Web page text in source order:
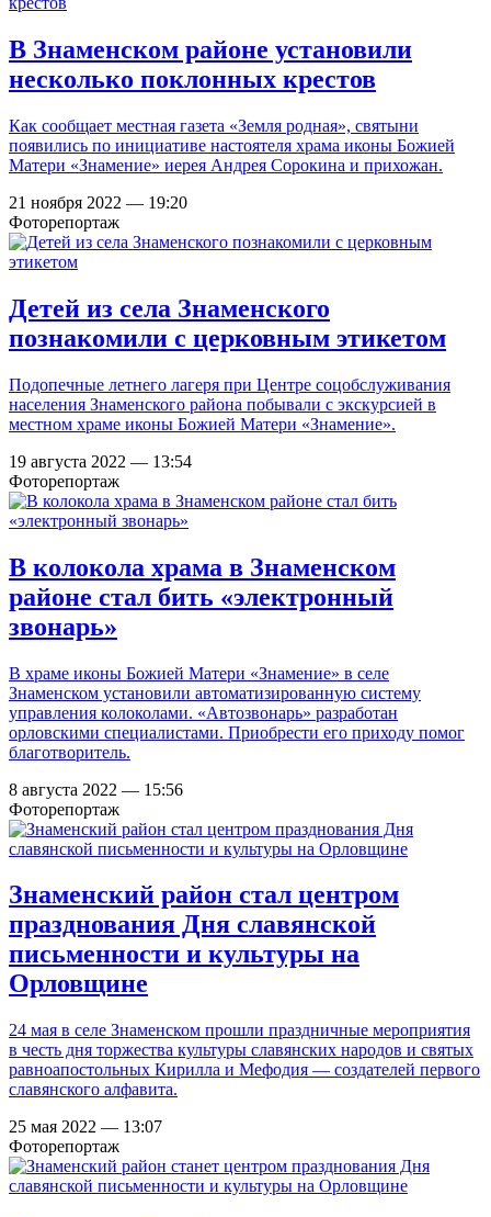
В Знаменском районе установили
несколько поклонных крестов
Как сообщает местная газета «Земля родная», святыни
появились по инициативе настоятеля храма иконы Божией
Матери «Знамение» иерея Андрея Сорокина и прихожан.
21 ноября 2022 — 19:20
Фоторепортаж
Детей из села Знаменского
познакомили с церковным этикетом
Подопечные летнего лагеря при Центре соцобслуживания
населения Знаменского района побывали с экскурсией в
местном храме иконы Божией Матери «Знамение».
19 августа 2022 — 13:54
Фоторепортаж
В колокола храма в Знаменском
районе стал бить «электронный
звонарь»
В храме иконы Божией Матери «Знамение» в селе
Знаменском установили автоматизированную систему
управления колоколами. «Автозвонарь» разработан
орловскими специалистами. Приобрести его приходу помог
благотворитель.
8 августа 2022 — 15:56
Фоторепортаж
Знаменский район стал центром
празднования Дня славянской
письменности и культуры на
Орловщине
24 мая в селе Знаменском прошли праздничные мероприятия
в честь дня торжества культуры славянских народов и святых
равноапостольных Кирилла и Мефодия — создателей первого
славянского алфавита.
25 мая 2022 — 13:07
Фоторепортаж